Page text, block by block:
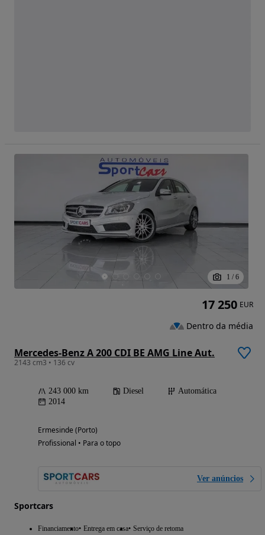
1 / 6
Mercedes-Benz A 200 CDI BE AMG Line Aut.
2143 cm3 • 136 cv
243 000 km Diesel
Automática
2014
Ermesinde (Porto)
Profissional • Para o topo
Ver anúncios
Sportcars
Financiamento Entrega em casa Serviço de retoma
17 250 EUR
Dentro da média